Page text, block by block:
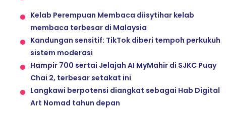
Kelab Perempuan Membaca diisytihar kelab
membaca terbesar di Malaysia
Kandungan sensitif: TikTok diberi tempoh perkukuh
sistem moderasi
Hampir 700 sertai Jelajah AI MyMahir di SJKC Puay
Chai 2, terbesar setakat ini
Langkawi berpotensi diangkat sebagai Hab Digital
Art Nomad tahun depan